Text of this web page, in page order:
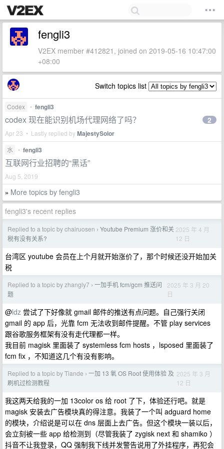
fengli3
V2EX member #412821, joined on 2019-05-16 10:47:00
+08:00
Switch topics list
Codex • fengli3
codex 现在能识别机场代理网络了吗？
Apr 23 • Lastly replied byMajestySolor
2
水 • fengli3
互联网行业招聘的“黑话”
Aug 5, 2019
» More topics by fengli3
fengli3's recent replies
Replied to a topic by chairuosen › Youtube Premium 涨价和关
税有没有关系?
2025 年 4 月
12 日
台湾区 youtube 会员在上个月就开始涨价了，那个时候还没开始加关
税
Replied to a topic by zhangly7 › 一加手机 fcm/gcm 推送问
题
2025 年 3 月 20
日
@ldz 尝试了下好像就 gmail 邮件的推送有点问题。自己强行关闭
gmail 的 app 后，光靠 fcm 无法收到邮件提醒。不管 play services
跟谷歌服务框架有没有走代理都一样。
我目前 magisk 里面装了 systemless fcm hosts ，lsposed 里面装了
fcm fix ，不知道这几个有没有影响。
Replied to a topic by Tiande › 一加 13 氧 OS Root 使用体验 及
刷机过检测教程
2025 年 3 月
12 日
我这两天给我的一加 13color os 给 root 了下，体验还行吧。就是
magisk 安装去广告模块真的得注意。我装了一个叫 adguard home
的模块，介绍说是可以在 dns 层面上去广告。但这个模块一装以后，
会立刻被一些 app 给检测到（尽管我装了 zygisk next 和 shamiko ）
抖音不让我登录，QQ 强制我下线并发警告说用了外挂程序，再犯会